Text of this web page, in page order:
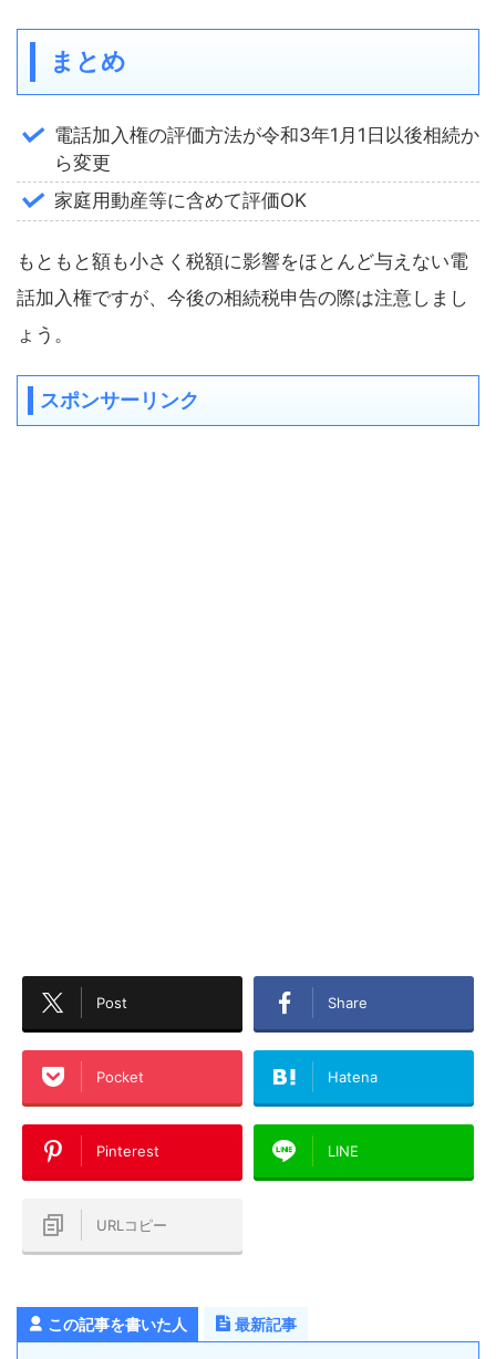
まとめ
電話加入権の評価方法が令和3年1月1日以後相続か
ら変更
家庭用動産等に含めて評価OK
もともと額も小さく税額に影響をほとんど与えない電
話加入権ですが、今後の相続税申告の際は注意しまし
ょう。
スポンサーリンク
Post Share
Pocket Hatena
Pinterest LINE
URLコピー
この記事を書いた人 最新記事